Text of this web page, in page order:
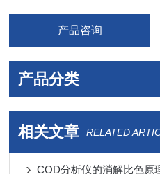
产品咨询
产品分类
相关文章 RELATED
COD分析仪的消解比色原